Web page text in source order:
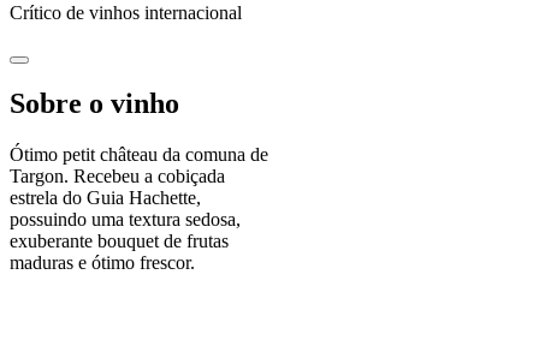
Crítico de vinhos internacional
Sobre o vinho
Ótimo petit château da comuna de
Targon. Recebeu a cobiçada
estrela do Guia Hachette,
possuindo uma textura sedosa,
exuberante bouquet de frutas
maduras e ótimo frescor.